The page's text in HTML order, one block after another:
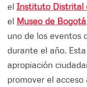
el Instituto Distrital
el Museo de Bogotá
uno de los eventos
durante el año.
apropiación
promover el acceso